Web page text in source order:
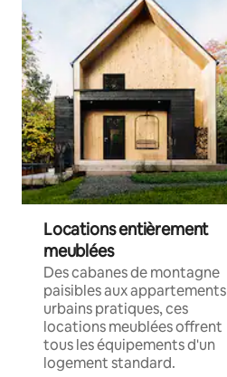
Locations entièrement
meublées
Des cabanes de montagne
paisibles aux appartements
urbains pratiques, ces
locations meublées offrent
tous les équipements d'un
logement standard.